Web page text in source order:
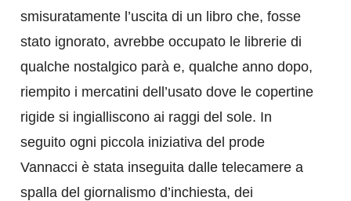
smisuratamente l’uscita di un libro che, fosse
stato ignorato, avrebbe occupato le librerie di
qualche nostalgico parà e, qualche anno dopo,
riempito i mercatini dell’usato dove le copertine
rigide si ingialliscono ai raggi del sole. In
seguito ogni piccola iniziativa del prode
Vannacci è stata inseguita dalle telecamere a
spalla del giornalismo d’inchiesta, dei